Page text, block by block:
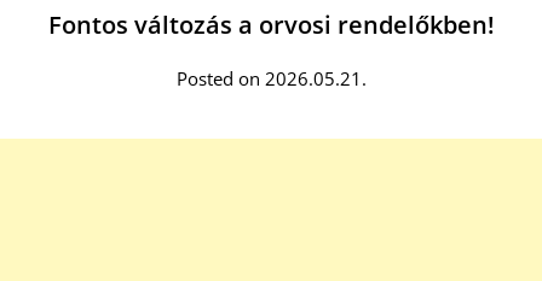
Fontos változás a orvosi rendelőkben!
Posted on 2026.05.21.